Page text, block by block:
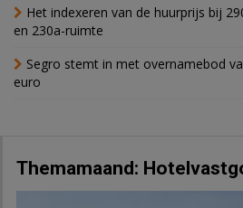
Het indexeren van de huurprijs bij
en 230a-ruimte
Segro stemt in met overnamebod
euro
Themamaand: